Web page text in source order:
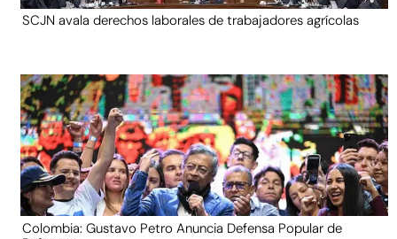
SCJN avala derechos laborales de trabajadores agrícolas
Colombia: Gustavo Petro Anuncia Defensa Popular de